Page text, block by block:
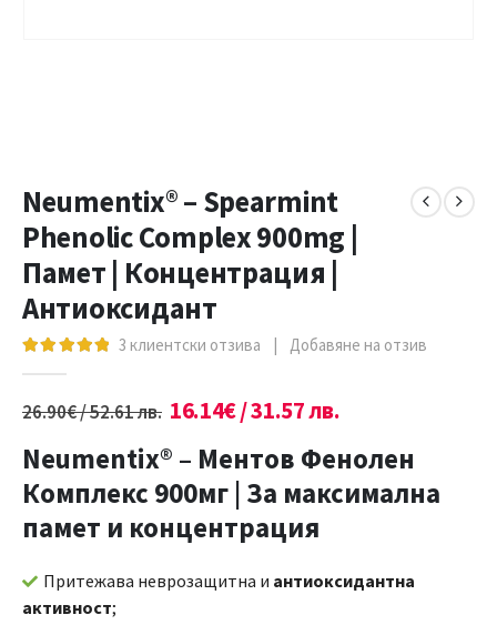
Neumentix® – Spearmint
Phenolic Complex 900mg |
Памет | Концентрация |
Антиоксидант
3 клиентски отзива | Добавяне на отзив
26.90€/ 52.61 лв. 16.14€/ 31.57 лв.
Neumentix® – Ментов Фенолен
Комплекс 900мг За максимална
памет и концентрация
Притежава неврозащитна и антиоксидантна
активност;